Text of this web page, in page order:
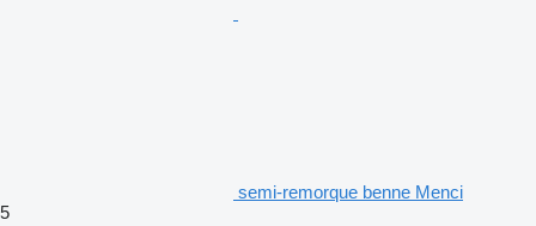
semi-remorque benne Menci
5